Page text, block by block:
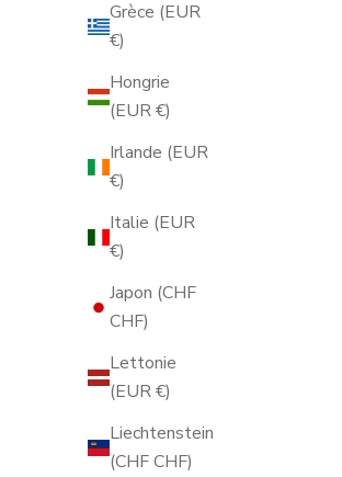
Grèce (EUR
€)
Hongrie
(EUR €)
Irlande (EUR
€)
Italie (EUR
€)
Japon (CHF
CHF)
Lettonie
(EUR €)
Liechtenstein
(CHF CHF)